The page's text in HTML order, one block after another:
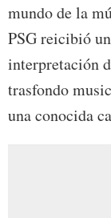
mundo de la
PSG reicibió
interpretación
trasfondo
una conocida